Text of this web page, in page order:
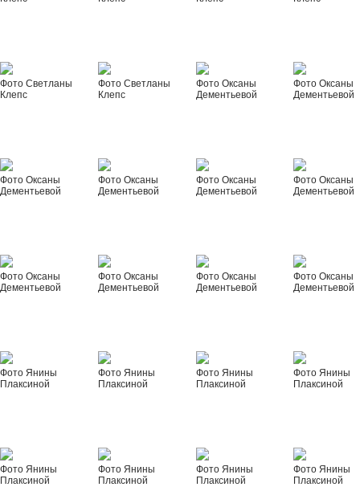
Фото Светланы
Клепс
Фото Светланы
Клепс
Фото Оксаны
Дементьевой
Фото Оксаны
Дементьевой
Фото Оксаны
Дементьевой
Фото Оксаны
Дементьевой
Фото Оксаны
Дементьевой
Фото Оксаны
Дементьевой
Фото Оксаны
Дементьевой
Фото Оксаны
Дементьевой
Фото Оксаны
Дементьевой
Фото Оксаны
Дементьевой
Фото Янины
Плаксиной
Фото Янины
Плаксиной
Фото Янины
Плаксиной
Фото Янины
Плаксиной
Фото Янины
Плаксиной
Фото Янины
Плаксиной
Фото Янины
Плаксиной
Фото Янины
Плаксиной